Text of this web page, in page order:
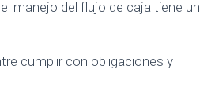
el manejo del flujo de caja tiene un
cumplir con obligaciones y